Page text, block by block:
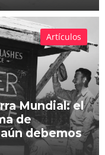
Mundial: el
de
debemos
Artículos